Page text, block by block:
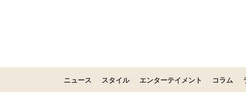
ニュース スタイル エンターテイメント コラム